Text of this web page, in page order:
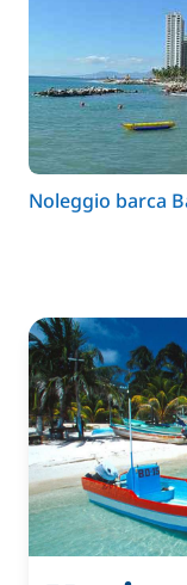
Noleggio barca